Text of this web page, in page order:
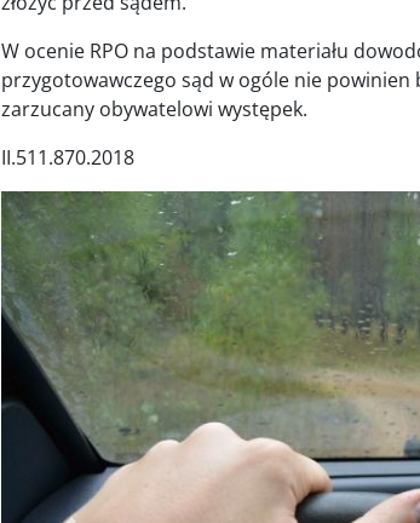
W ocenie RPO na podstawie materiału
przygotowawczego sąd w ogóle nie powinien
zarzucany obywatelowi występek.
II.511.870.2018